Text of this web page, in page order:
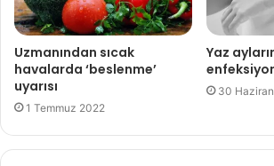
Uzmanından sıcak
havalarda ‘beslenme’
uyarısı
1 Temmuz 2022
Yaz
30